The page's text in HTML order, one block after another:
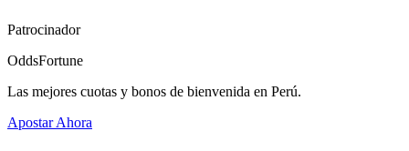
Patrocinador
OddsFortune
Las mejores cuotas y bonos de bienvenida en Perú.
Apostar Ahora